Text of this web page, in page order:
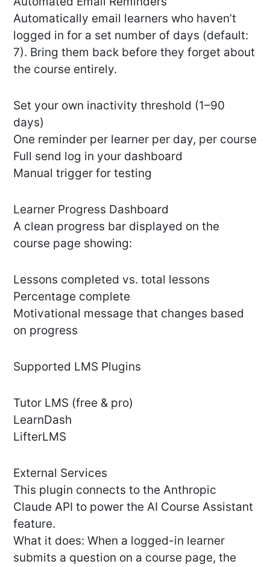
Automatically email learners who haven’t
logged in for a set number of days (default:
7). Bring them back before they forget about
the course entirely.
Set your own inactivity threshold (1–90
days)
One reminder per learner per day, per course
Full send log in your dashboard
Manual trigger for testing
Learner Progress Dashboard
A clean progress bar displayed on the
course page showing:
Lessons completed vs. total lessons
Percentage complete
Motivational message that changes based
on progress
Supported LMS Plugins
Tutor LMS (free & pro)
LearnDash
LifterLMS
External Services
This plugin connects to the Anthropic
Claude API to power the AI Course Assistant
feature.
What it does: When a logged-in learner
submits a question on a course page, the